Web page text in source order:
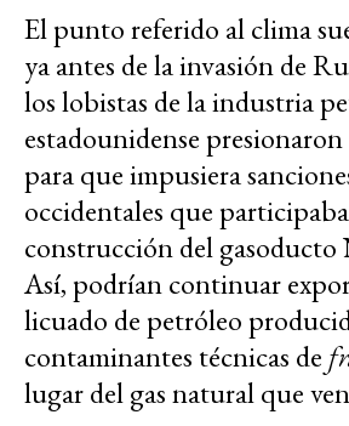
El punto referido al clima
ya antes de la invasión de
los lobistas de la industria
estadounidense
para que impusiera
occidentales que
construcción del gasoducto
Así, podrían continuar
licuado de petróleo
contaminantes técnicas de
lugar del gas natural que